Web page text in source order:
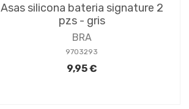
Asas silicona bateria signature 2
pzs - gris
BRA
9703293
9,95 €